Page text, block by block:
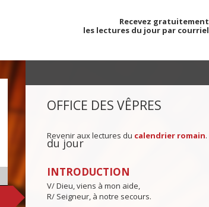
Recevez gratuitement
les lectures du jour par courriel
OFFICE DES VÊPRES
Revenir aux lectures du calendrier romain.
du jour
INTRODUCTION
V/ Dieu, viens à mon aide,
R/ Seigneur, à notre secours.